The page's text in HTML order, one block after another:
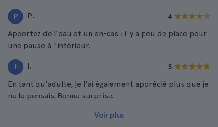
P P. 4
Apportez de l'eau et un en-cas : il y a peu de place pour
une pause à l'intérieur.
I I. 5
En tant qu'adulte, je l'ai également apprécié plus que je
ne le pensais. Bonne surprise.
Voir plus